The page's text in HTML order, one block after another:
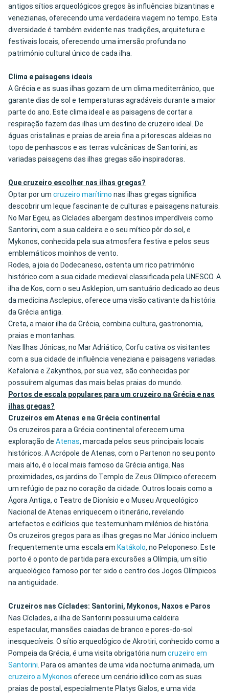
antigos sítios arqueológicos gregos às influências bizantinas e
venezianas, oferecendo uma verdadeira viagem no tempo. Esta
diversidade é também evidente nas tradições, arquitetura e
festivais locais, oferecendo uma imersão profunda no
património cultural único de cada ilha.
Clima e paisagens ideais
A Grécia e as suas ilhas gozam de um clima mediterrânico, que
garante dias de sol e temperaturas agradáveis durante a maior
parte do ano. Este clima ideal e as paisagens de cortar a
respiração fazem das ilhas um destino de cruzeiro ideal. De
águas cristalinas e praias de areia fina a pitorescas aldeias no
topo de penhascos e as terras vulcânicas de Santorini, as
variadas paisagens das ilhas gregas são inspiradoras.
Que cruzeiro escolher nas ilhas gregas?
Optar por um cruzeiro marítimo nas ilhas gregas significa
descobrir um leque fascinante de culturas e paisagens naturais.
No Mar Egeu, as Cíclades albergam destinos imperdíveis como
Santorini, com a sua caldeira e o seu mítico pôr do sol, e
Mykonos, conhecida pela sua atmosfera festiva e pelos seus
emblemáticos moinhos de vento.
Rodes, a joia do Dodecaneso, ostenta um rico património
histórico com a sua cidade medieval classificada pela UNESCO. A
ilha de Kos, com o seu Asklepion, um santuário dedicado ao deus
da medicina Asclepius, oferece uma visão cativante da história
da Grécia antiga.
Creta, a maior ilha da Grécia, combina cultura, gastronomia,
praias e montanhas.
Nas Ilhas Jónicas, no Mar Adriático, Corfu cativa os visitantes
com a sua cidade de influência veneziana e paisagens variadas.
Kefalonia e Zakynthos, por sua vez, são conhecidas por
possuírem algumas das mais belas praias do mundo.
Portos de escala populares para um cruzeiro na Grécia e nas
ilhas gregas?
Cruzeiros em Atenas e na Grécia continental
Os cruzeiros para a Grécia continental oferecem uma
exploração de Atenas, marcada pelos seus principais locais
históricos. A Acrópole de Atenas, com o Partenon no seu ponto
mais alto, é o local mais famoso da Grécia antiga. Nas
proximidades, os jardins do Templo de Zeus Olímpico oferecem
um refúgio de paz no coração da cidade. Outros locais como a
Ágora Antiga, o Teatro de Dionísio e o Museu Arqueológico
Nacional de Atenas enriquecem o itinerário, revelando
artefactos e edifícios que testemunham milénios de história.
Os cruzeiros gregos para as ilhas gregas no Mar Jónico incluem
frequentemente uma escala em Katákolo, no Peloponeso. Este
porto é o ponto de partida para excursões a Olímpia, um sítio
arqueológico famoso por ter sido o centro dos Jogos Olímpicos
na antiguidade.
Cruzeiros nas Cíclades: Santorini, Mykonos, Naxos e Paros
Nas Cíclades, a ilha de Santorini possui uma caldeira
espetacular, mansões caiadas de branco e pores-do-sol
inesquecíveis. O sítio arqueológico de Akrotiri, conhecido como a
Pompeia da Grécia, é uma visita obrigatória num cruzeiro em
Santorini . Para os amantes de uma vida nocturna animada, um
cruzeiro a Mykonos oferece um cenário idílico com as suas
praias de postal, especialmente Platys Gialos, e uma vida